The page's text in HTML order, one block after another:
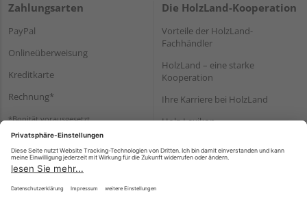
Zahlungsarten
PayPal
Onlineüberweisung
Kreditkarte
Rechnung*
*Bonität vorausgesetzt
Die HolzLand-Kooperation
Vorteile der HolzLand-
Fachhändler
HolzLand – eine starke
Kooperation
Ihre Karriere bei HolzLand
Holz-Lexikon